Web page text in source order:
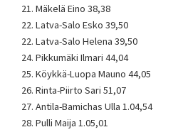
21. Mäkelä Eino 38,38
22. Latva-Salo Esko 39,50
22. Latva-Salo Helena 39,50
24. Pikkumäki Ilmari 44,04
25. Köykkä-Luopa Mauno 44,05
26. Rinta-Piirto Sari 51,07
27. Antila-Bamichas Ulla 1.04,54
28. Pulli Maija 1.05,01